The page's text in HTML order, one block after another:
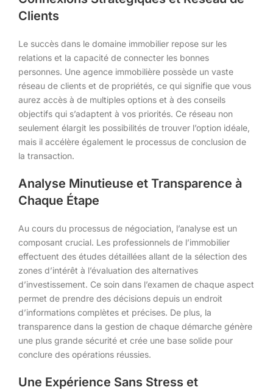
Clients
Le succès dans le domaine immobilier repose sur les
relations et la capacité de connecter les bonnes
personnes. Une agence immobilière possède un vaste
réseau de clients et de propriétés, ce qui signifie que vous
aurez accès à de multiples options et à des conseils
objectifs qui s’adaptent à vos priorités. Ce réseau non
seulement élargit les possibilités de trouver l’option idéale,
mais il accélère également le processus de conclusion de
la transaction.
Analyse Minutieuse et Transparence à
Chaque Étape
Au cours du processus de négociation, l’analyse est un
composant crucial. Les professionnels de l’immobilier
effectuent des études détaillées allant de la sélection des
zones d’intérêt à l’évaluation des alternatives
d’investissement. Ce soin dans l’examen de chaque aspect
permet de prendre des décisions depuis un endroit
d’informations complètes et précises. De plus, la
transparence dans la gestion de chaque démarche génère
une plus grande sécurité et crée une base solide pour
conclure des opérations réussies.
Une Expérience Sans Stress et